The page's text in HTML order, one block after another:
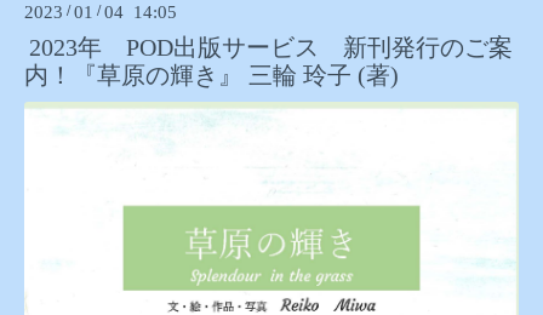
2023 /01 /04 14:05
2023年 POD出版サービス 新刊発行のご案
内！『草原の輝き』 三輪 玲子 (著)